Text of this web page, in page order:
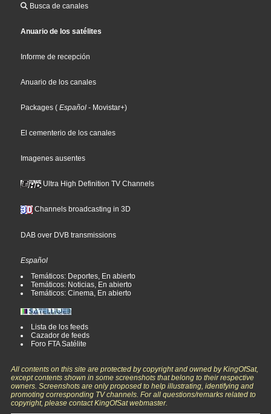
Busca de canales
Anuario de los satélites
Informe de recepción
Anuario de los canales
Packages ( Español - Movistar+)
El cementerio de los canales
Imagenes ausentes
Ultra High Definition TV Channels
Channels broadcasting in 3D
DAB over DVB transmissions
Español
Temáticos: Deportes, En abierto
Temáticos: Noticias, En abierto
Temáticos: Cinema, En abierto
Lista de los feeds
Cazador de feeds
Foro FTA Satélite
All contents on this site are protected by copyright and owned by KingOfSat,
except contents shown in some screenshots that belong to their respective
owners. Screenshots are only proposed to help illustrating, identifying and
promoting corresponding TV channels. For all questions/remarks related to
copyright, please contact KingOfSat webmaster.